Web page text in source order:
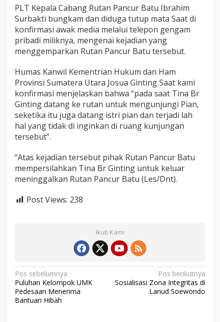
m
u
PLT Kepala Cabang Rutan Pancur Batu Ibrahim
Surbakti bungkam dan diduga tutup mata Saat di
konfirmasi awak media melalui telepon gengam
pribadi miliknya, mengenai kejadian yang
menggemparkan Rutan Pancur Batu tersebut.
Humas Kanwil Kementrian Hukum dan Ham
Provinsi Sumatera Utara Josua Ginting Saat kami
konfirmasi menjelaskan bahwa “pada saat Tina Br
Ginting datang ke rutan untuk mengunjungi Pian,
seketika itu juga datang istri pian dan terjadi lah
hal yang tidak di inginkan di ruang kunjungan
tersebut”.
“Atas kejadian tersebut pihak Rutan Pancur Batu
mempersilahkan Tina Br Ginting untuk keluar
meninggalkan Rutan Pancur Batu (Les/Dnt).
Post Views: 238
Ikuti Kami
N
a
v
Pos sebelumnya
Puluhan Kelompok UMK
Pedesaan Menerima
Bantuan Hibah
Pos berikutnya
Sosialisasi Zona Integritas di
Lanud Soewondo